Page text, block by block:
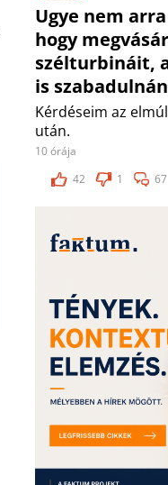
Ugye nem
hogy
szélturbináit,
is
Kérdéseim az
után.
10 órája
42
1 67